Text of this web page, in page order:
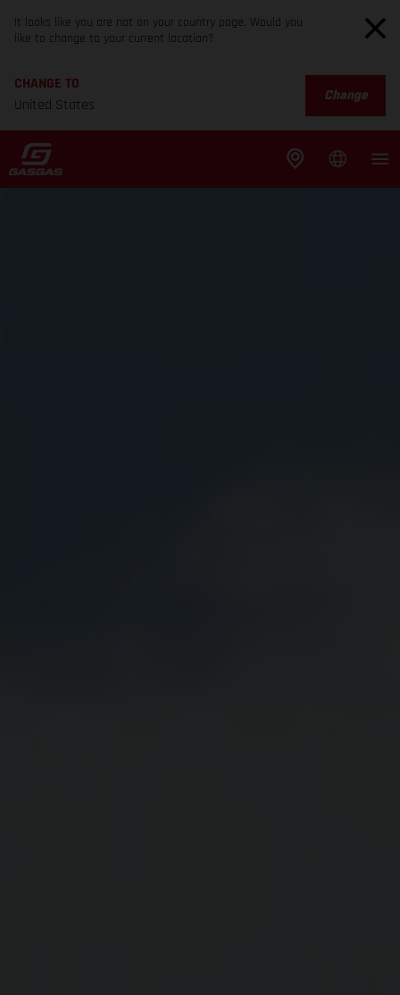
It looks like you are not on your country page. Would you
like to change to your current location?
CHANGE TO
United States
Change